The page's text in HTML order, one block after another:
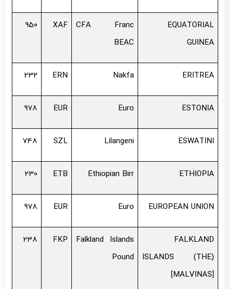
EQUATORIAL
GUINEA
CFA Franc
BEAC
XAF
950
ERITREA
Nakfa
ERN
232
ESTONIA
Euro
EUR
978
ESWATINI
Lilangeni
SZL
748
ETHIOPIA
Ethiopian Birr
ETB
230
EUROPEAN UNION
Euro
EUR
978
FALKLAND
ISLANDS (THE)
[MALVINAS]
Falkland Islands
Pound
FKP
238